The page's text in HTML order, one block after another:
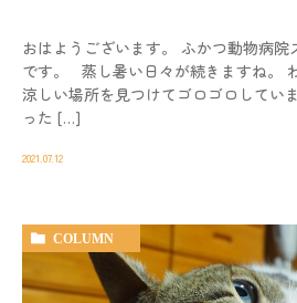
おはようございます。 ふかつ動物病
です。 蒸し暑い日々が続きますね。
涼しい場所を見つけてゴロゴロして
った […]
2021.07.12
COLUMN